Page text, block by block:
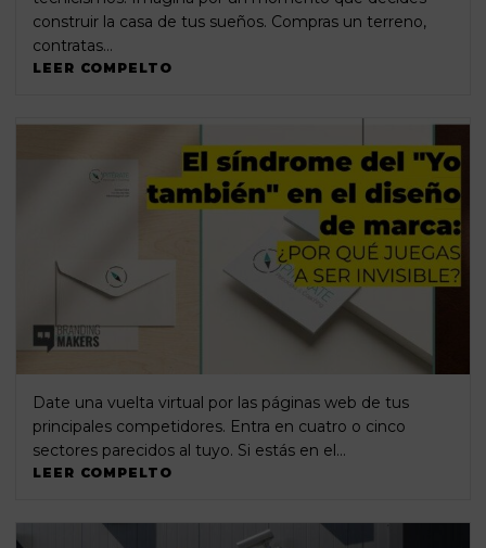
construir la casa de tus sueños. Compras un terreno,
contratas…
LEER COMPELTO
Date una vuelta virtual por las páginas web de tus
principales competidores. Entra en cuatro o cinco
sectores parecidos al tuyo. Si estás en el…
LEER COMPELTO